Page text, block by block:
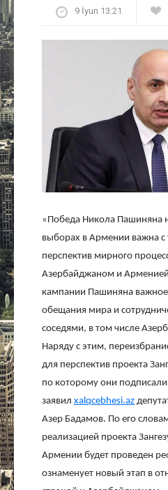
9 İyun 13:21
«Победа Никола Пашиняна
выборах в Армении важна с
перспектив мирного
Азербайджаном и
кампании Пашиняна
обещания мира и
соседями, в том числе
Наряду с этим,
для перспектив проекта
по которому они
заявил xalqcebhesi.az
Азер Бадамов. По его
реализацией проекта
Армении будет проведен
ознаменует новый этап в